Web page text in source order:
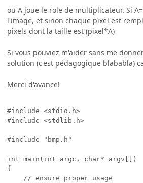
ou A joue le role de multiplicateur. Si
l'image, et sinon chaque pixel est
pixels dont la taille est (pixel*A)
Si vous pouviez m'aider sans me
solution (c'est pédagogique blababla)
Merci d'avance!
#include <stdio.h>
#include <stdlib.h>
#include "bmp.h"
int main(int argc, char* argv[])
{
    // ensure proper usage